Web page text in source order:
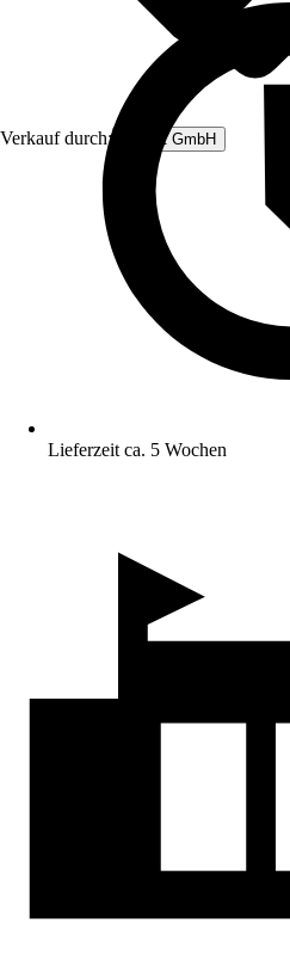
Verkauf durch: Rubart GmbH
Lieferzeit ca. 5 Wochen